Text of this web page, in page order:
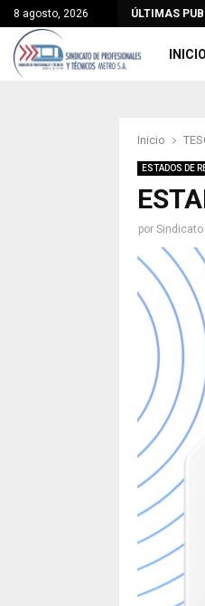
8 agosto, 2026 ÚLTIMAS
INICIO
Inicio
ESTADOS DE
por